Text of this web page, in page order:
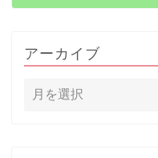
アーカイブ